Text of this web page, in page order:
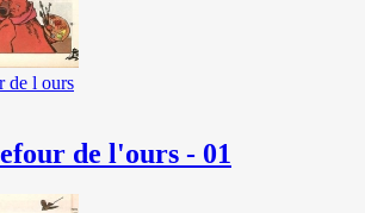
de l ours
de l'ours - 01